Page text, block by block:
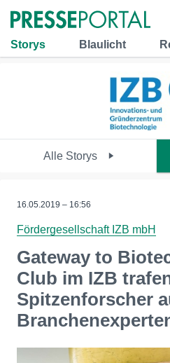
Storys Blaulicht
Alle Storys
16.05.2019 – 16:56
Fördergesellschaft IZB mbH
Gateway to
Club im IZB
Spitzenforscher